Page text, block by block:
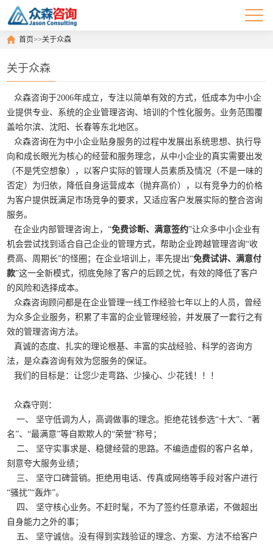
首页>>关于众森
关于众森
众森咨询于2006年成立，专注以简单有效的方式，低成本为中小企
业提供专业、系统的企业管理咨询、培训的个性化服务。业务范围覆
盖哈尔滨、沈阳、长春等东北地区。
众森咨询在为中小企业贴身服务的过程中发展出系统思想、执行导
向和成长眼光为核心的经营和服务理念，从中小企业的真实需要出发
（不是凭空想象），以客户实际的管理人员素质及情况（不是一味的
否定）为归依，降低自身运营成本（抛弃高价），以有竞争力的价格
为客户提供既满足市场竞争的要求，又适应客户发展实际的整合咨询
服务。
在企业内部管理咨询上，“免费诊断、满意签约”让众多中小企业有
机会尝试找到适合自己企业的管理方式，帮助企业跨越管理咨询“收
费高、周期长”的怪圈；在企业培训上，率先提出“免费试讲、满意付
款”这一全新模式，彻底免除了客户的后顾之忧，有效的降低了客户
的风险和选择成本。
众森咨询顾问都是在企业管理一线工作经验七年以上的人员，曾经
为众多企业服务，积累了丰富的企业管理经验，并发展了一套行之有
效的管理咨询方法。
真诚的态度、扎实的理论根基、丰富的实战经验、科学的咨询方
法，是众森咨询有效为您服务的保证。
我们的目标是：让您少走弯路、少操心、少花钱！！！
众森守则：
一、 坚守低调为人，高调做事的理念。拒绝花钱参选“十大”、“著
名”、“最满意”等自欺欺人的“荣誉”称号；
二、 坚守实事求是、稳健经营的思路。不编造虚假的客户名单，
刻意夸大服务业绩；
三、 坚守口碑营销。拒绝用电话、传真或网络等手段对客户进行
“骚扰”“轰炸”。
四、 坚守核心业务。不赶时髦，不为了签约任意承诺，不做超出
自身能力之外的事；
五、 坚守诚信。没有得到实践验证的理念、方案、方法不给客户